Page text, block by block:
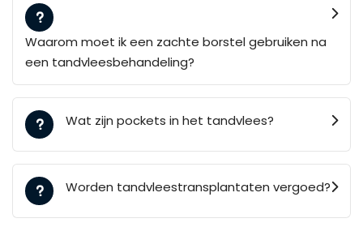
Waarom moet ik een zachte borstel gebruiken na
een tandvleesbehandeling?
Wat zijn pockets in het tandvlees?
Worden tandvleestransplantaten vergoed?